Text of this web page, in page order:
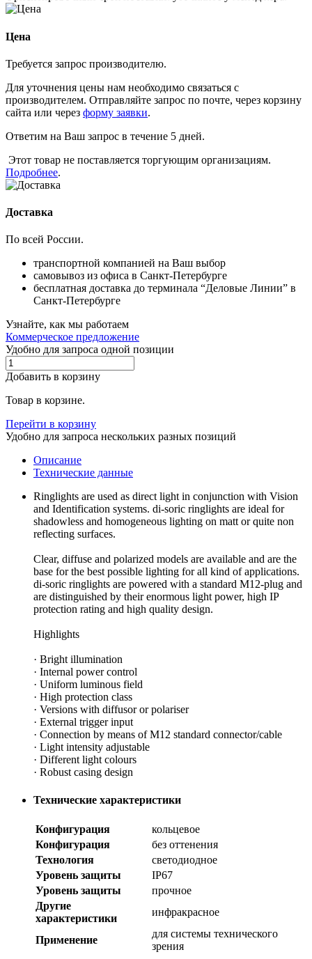
Цена
Требуется запрос производителю.
Для уточнения цены нам необходимо связаться с
производителем. Отправляйте запрос по почте, через корзину
сайта или через форму заявки.
Ответим на Ваш запрос в течение 5 дней.
Этот товар не поставляется торгующим организациям.
Подробнее.
Доставка
По всей России.
транспортной компанией на Ваш выбор
самовывоз из офиса в Санкт-Петербурге
бесплатная доставка до терминала “Деловые Линии” в
Санкт-Петербурге
Узнайте, как мы работаем
Коммерческое предложение
Удобно для запроса одной позиции
Добавить в корзину
Товар в корзине.
Перейти в корзину
Удобно для запроса нескольких разных позиций
Описание
Технические данные
Ringlights are used as direct light in conjunction with Vision
and Identification systems. di-soric ringlights are ideal for
shadowless and homogeneous lighting on matt or quite non
reflecting surfaces.
Clear, diffuse and polarized models are available and are the
base for the best possible lighting for all kind of applications.
di-soric ringlights are powered with a standard M12-plug and
are distinguished by their enormous light power, high IP
protection rating and high quality design.
Highlights
· Bright illumination
· Internal power control
· Uniform luminous field
· High protection class
· Versions with diffusor or polariser
· External trigger input
· Connection by means of M12 standard connector/cable
· Light intensity adjustable
· Different light colours
· Robust casing design
Технические характеристики
Конфигурация
кольцевое
Конфигурация
без оттенения
Технология
светодиодное
Уровень защиты
IP67
Уровень защиты
прочное
Другие
характеристики
инфракрасное
Применение
для системы технического
зрения